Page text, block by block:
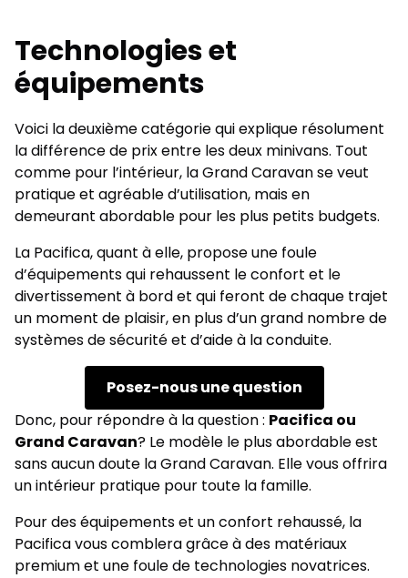
Technologies et
équipements
Voici la deuxième catégorie qui explique résolument
la différence de prix entre les deux minivans. Tout
comme pour l’intérieur, la Grand Caravan se veut
pratique et agréable d’utilisation, mais en
demeurant abordable pour les plus petits budgets.
La Pacifica, quant à elle, propose une foule
d’équipements qui rehaussent le confort et le
divertissement à bord et qui feront de chaque trajet
un moment de plaisir, en plus d’un grand nombre de
systèmes de sécurité et d’aide à la conduite.
Posez-nous une question
Donc, pour répondre à la question : Pacifica ou
Grand Caravan? Le modèle le plus abordable est
sans aucun doute la Grand Caravan. Elle vous offrira
un intérieur pratique pour toute la famille.
Pour des équipements et un confort rehaussé, la
Pacifica vous comblera grâce à des matériaux
premium et une foule de technologies novatrices.